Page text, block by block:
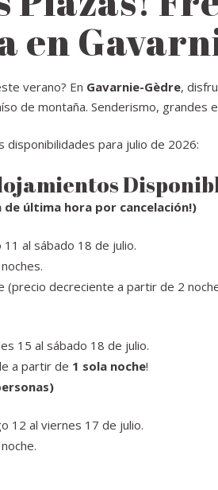
en
verano? En Gavarnie-Gèdre,
de montaña. Senderismo, grandes
disponibilidades para julio de 2026:
de última hora por cancelación!)
11 al sábado 18 de julio.
(precio decreciente a partir de 2
15 al sábado 18 de julio.
a partir de 1 sola noche!
12 al viernes 17 de julio.